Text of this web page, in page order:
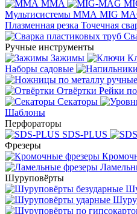
MMA
Мультисистемы ММА MIG
Плазменная резка Точечная
Ручные инструменты
Зажимы
Наборы садовые
Отвёртки Рейки
Секаторы
Шаблоны
Перфораторы
SDS-PLUS
Фрезеры
Шуруповёрты